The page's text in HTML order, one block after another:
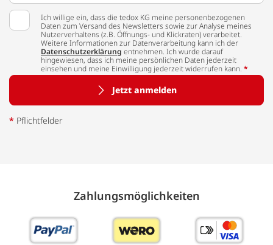
Ich willige ein, dass die tedox KG meine personenbezogenen
Daten zum Versand des Newsletters sowie zur Analyse meines
Nutzerverhaltens (z.B. Öffnungs- und Klickraten) verarbeitet.
Weitere Informationen zur Datenverarbeitung kann ich der
Datenschutzerklärung entnehmen. Ich wurde darauf
hingewiesen, dass ich meine persönlichen Daten jederzeit
einsehen und meine Einwilligung jederzeit widerrufen kann. *
Jetzt anmelden
* Pflichtfelder
Zahlungs­möglich­keiten